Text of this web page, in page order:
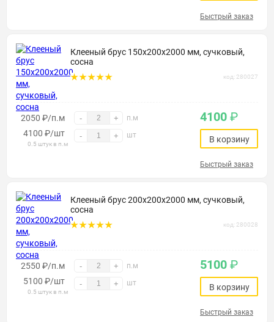
Быстрый заказ
Клееный брус 150х200х2000 мм, сучковый,
сосна
код: 280027
2050 ₽/п.м - + п.м
4100 ₽/шт
0.5 штук в п.м
- + шт
4100 ₽
В корзину
Быстрый заказ
Клееный брус 200х200х2000 мм, сучковый,
сосна
код: 280028
2550 ₽/п.м - + п.м
5100 ₽/шт
0.5 штук в п.м
- + шт
5100 ₽
В корзину
Быстрый заказ